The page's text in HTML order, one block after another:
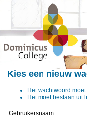
Kies een nieuw
Het wachtwoord
Het moet bestaan uit
Gebruikersnaam